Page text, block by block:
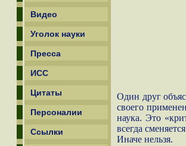
Видео
Уголок науки
Пресса
ИСС
Цитаты
Персоналии
Ссылки
Один друг
своего
наука. Это
всегда
Иначе нельзя.